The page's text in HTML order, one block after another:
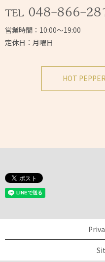
営業時間：10:00～19:00
定休日：月曜日
HOT